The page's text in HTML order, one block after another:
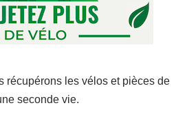
récupérons les vélos et pièces de
seconde vie.